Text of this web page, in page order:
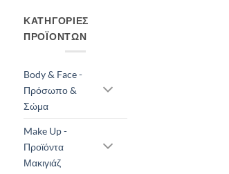
ΚΑΤΗΓΟΡΊΕΣ
ΠΡΟΪΌΝΤΩΝ
Body & Face -
Πρόσωπο &
Σώμα
Make Up -
Προϊόντα
Μακιγιάζ